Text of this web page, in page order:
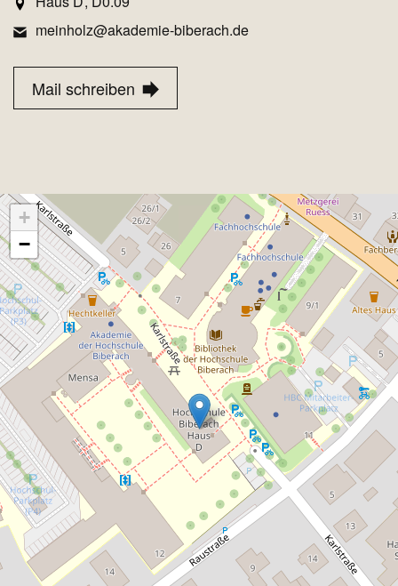
meinholz@akademie-biberach.de
Mail schreiben
+
−